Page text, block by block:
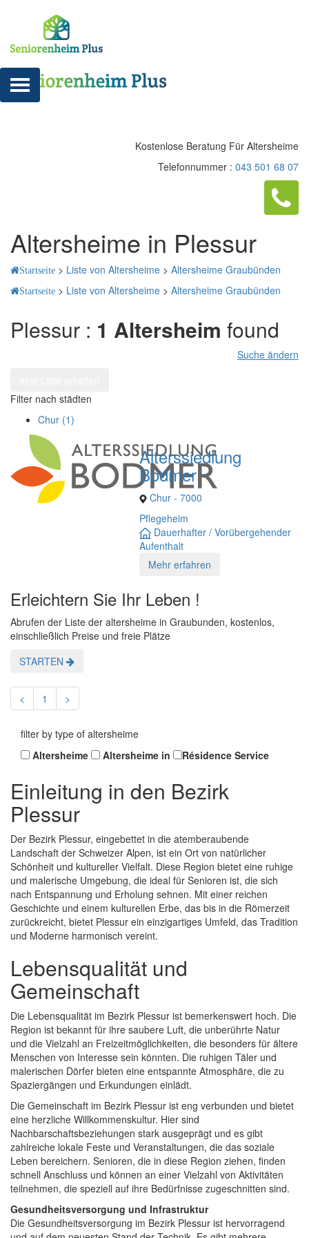
Kostenlose Beratung Für Altersheime
Telefonnummer : 043 501 68 07
Altersheime in Plessur
Startseite > Liste von Altersheime > Altersheime Graubünden
Startseite > Liste von Altersheime > Altersheime Graubünden
Plessur : 1 Altersheim found
Suche ändern
Filter nach städten
Chur (1)
Alterssiedlung
Bodmer
Chur - 7000
Pflegeheim
Dauerhafter / Vorübergehender
Aufenthalt
Mehr erfahren
Erleichtern Sie Ihr Leben !
Abrufen der Liste der altersheime in Graubunden, kostenlos,
einschließlich Preise und freie Plätze
STARTEN
< 1 >
filter by type of altersheime
Altersheime
Altersheime in Résidence Service
Einleitung in den Bezirk
Plessur
Der Bezirk Plessur, eingebettet in die atemberaubende
Landschaft der Schweizer Alpen, ist ein Ort von natürlicher
Schönheit und kultureller Vielfalt. Diese Region bietet eine ruhige
und malerische Umgebung, die ideal für Senioren ist, die sich
nach Entspannung und Erholung sehnen. Mit einer reichen
Geschichte und einem kulturellen Erbe, das bis in die Römerzeit
zurückreicht, bietet Plessur ein einzigartiges Umfeld, das Tradition
und Moderne harmonisch vereint.
Lebensqualität und
Gemeinschaft
Die Lebensqualität im Bezirk Plessur ist bemerkenswert hoch. Die
Region ist bekannt für ihre saubere Luft, die unberührte Natur
und die Vielzahl an Freizeitmöglichkeiten, die besonders für ältere
Menschen von Interesse sein könnten. Die ruhigen Täler und
malerischen Dörfer bieten eine entspannte Atmosphäre, die zu
Spaziergängen und Erkundungen einlädt.
Die Gemeinschaft im Bezirk Plessur ist eng verbunden und bietet
eine herzliche Willkommenskultur. Hier sind
Nachbarschaftsbeziehungen stark ausgeprägt und es gibt
zahlreiche lokale Feste und Veranstaltungen, die das soziale
Leben bereichern. Senioren, die in diese Region ziehen, finden
schnell Anschluss und können an einer Vielzahl von Aktivitäten
teilnehmen, die speziell auf ihre Bedürfnisse zugeschnitten sind.
Gesundheitsversorgung und Infrastruktur
Die Gesundheitsversorgung im Bezirk Plessur ist hervorragend